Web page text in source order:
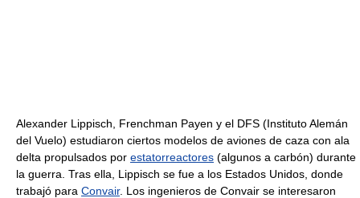
Alexander Lippisch, Frenchman Payen y el DFS (Instituto Alemán
del Vuelo) estudiaron ciertos modelos de aviones de caza con ala
delta propulsados por estatorreactores (algunos a carbón) durante
la guerra. Tras ella, Lippisch se fue a los Estados Unidos, donde
trabajó para Convair. Los ingenieros de Convair se interesaron